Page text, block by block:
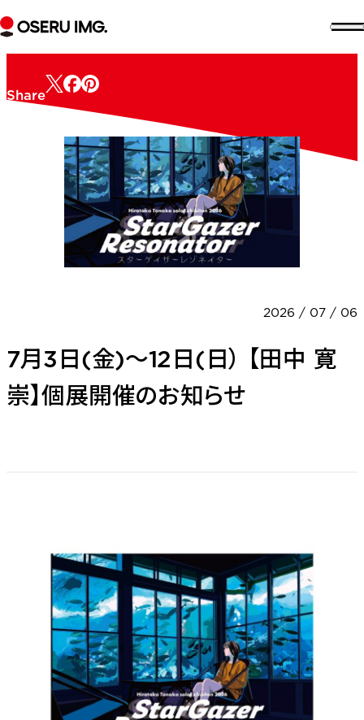
セ
セ
アバウ
ORGANIZATION
資料をダウンロード
DOWNLOAD
Share
2026 / 07 / 06
7月3日(金)〜12日(日） 【田中 寛
崇】個展開催のお知らせ